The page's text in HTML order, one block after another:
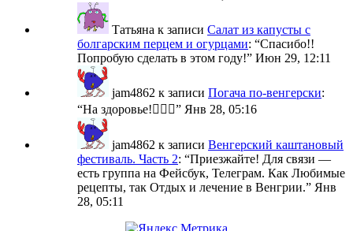
Татьяна к записи Салат из капусты с
болгарским перцем и огурцами: “Спасибо!!
Попробую сделать в этом году!” Июн 29, 12:11
jam4862 к записи Погача по-венгерски:
“На здоровье!🙋🏼‍♀️” Янв 28, 05:16
jam4862 к записи Венгерский каштановый
фестиваль. Часть 2: “Приезжайте! Для связи —
есть группа на Фейсбук, Телеграм. Как Любимые
рецепты, так Отдых и лечение в Венгрии.” Янв
28, 05:11